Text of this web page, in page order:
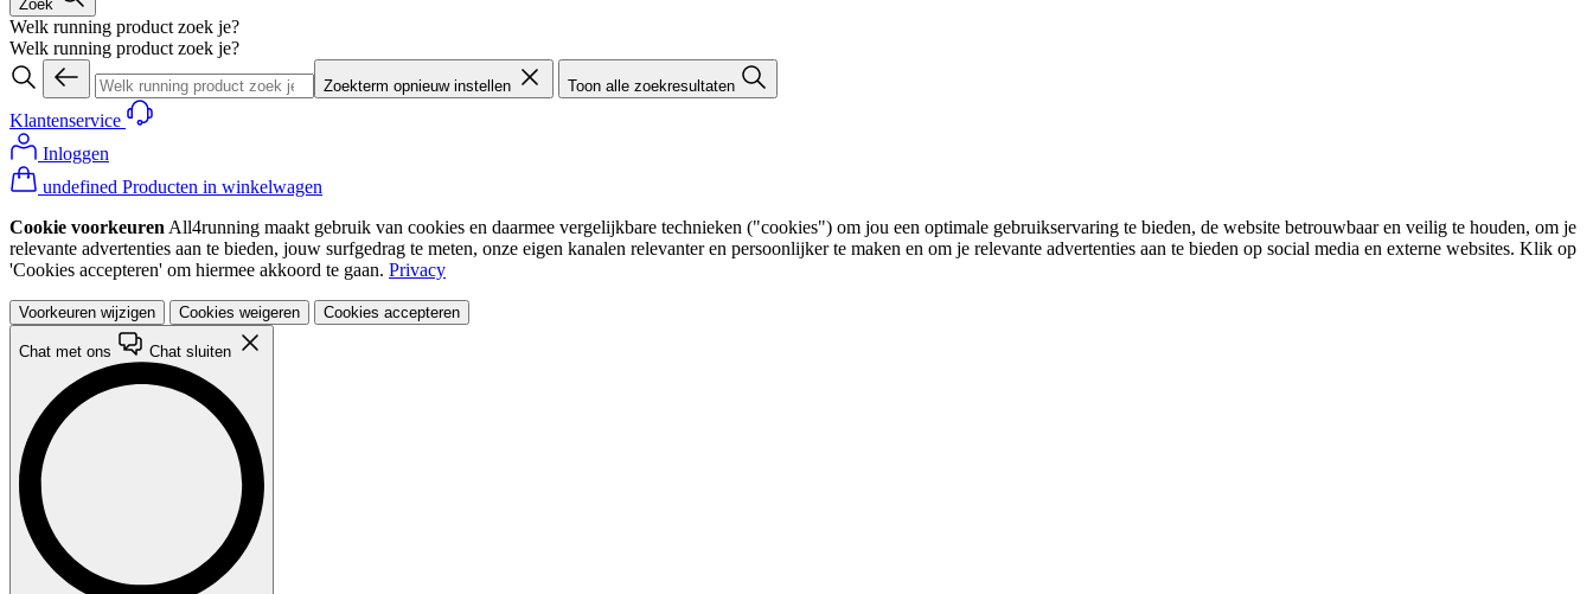
Zoek
Welk running product zoek je?
Welk running product zoek je?
Zoekterm opnieuw instellen Toon alle zoekresultaten
Klantenservice
Inloggen
undefined Producten in winkelwagen
Cookie voorkeuren All4running maakt gebruik van cookies en daarmee vergelijkbare technieken ("cookies") om jou een optimale gebruikservaring te bieden, de website betrouwbaar en veilig te houden, om je
relevante advertenties aan te bieden, jouw surfgedrag te meten, onze eigen kanalen relevanter en persoonlijker te maken en om je relevante advertenties aan te bieden op social media en externe websites. Klik op
'Cookies accepteren' om hiermee akkoord te gaan. Privacy
Voorkeuren wijzigen Cookies weigeren Cookies accepteren
Chat met ons Chat sluiten